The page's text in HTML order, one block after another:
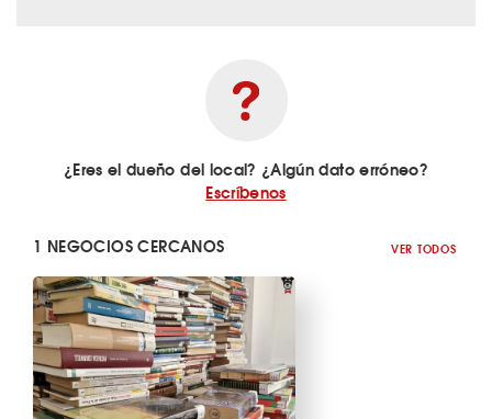
¿Eres el dueño del local? ¿Algún dato erróneo?
Escríbenos
1 NEGOCIOS CERCANOS VER TODOS